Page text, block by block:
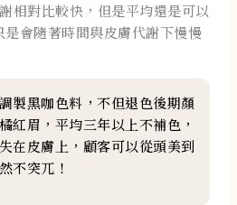
相對比較快，但是平均還是可以
會隨著時間與皮膚代謝下慢慢
製黑咖色料，不但退色後期顏
紅眉，平均三年以上不補色，
在皮膚上，顧客可以從頭美到
不突兀！